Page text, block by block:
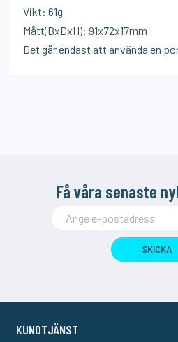
Vikt: 61g
Mått(BxDxH): 91x72x17mm
Det går endast att använda en
Få våra senaste
SKICKA
KUNDTJÄNST